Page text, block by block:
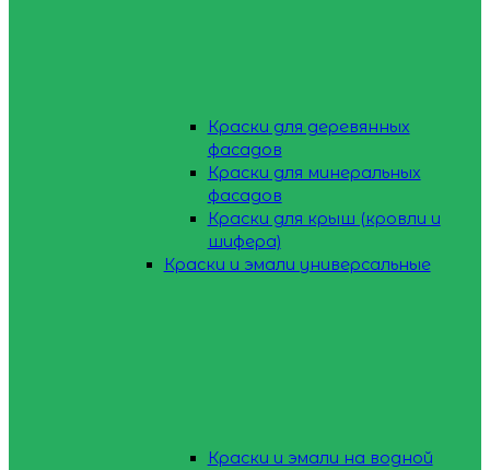
Краски для деревянных
фасадов
Краски для минеральных
фасадов
Краски для крыш (кровли и
шифера)
Краски и эмали универсальные
Краски и эмали на водной